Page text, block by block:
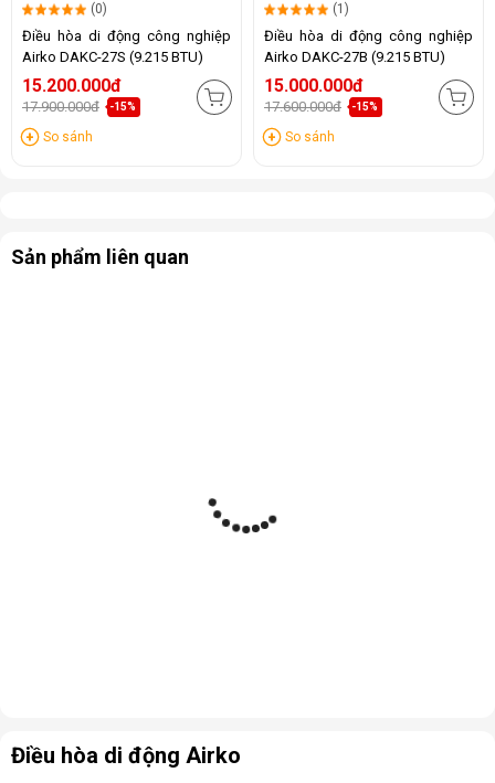
(0)
Điều hòa di động công nghiệp
Airko DAKC-27S (9.215 BTU)
15.200.000đ
17.900.000đ -15%
So sánh
(1)
Điều hòa di động công nghiệp
Airko DAKC-27B (9.215 BTU)
15.000.000đ
17.600.000đ -15%
So sánh
Sản phẩm liên quan
Điều hòa di động Airko